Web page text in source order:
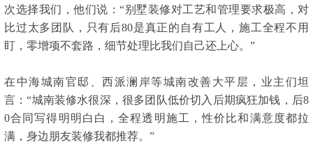
次选择我们，他们说：“别墅装修对工艺和管理要求极高，对
比过太多团队，只有后80是真正的自有工人，施工全程不用
盯，零增项不套路，细节处理比我们自己还上心。”
在中海城南官邸、西派澜岸等城南改善大平层，业主们坦
言：“城南装修水很深，很多团队低价切入后期疯狂加钱，后8
0合同写得明明白白，全程透明施工，性价比和满意度都拉
满，身边朋友装修我都推荐。”